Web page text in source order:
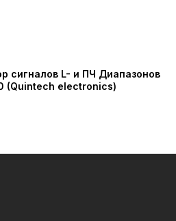
сигналов L- и ПЧ Диапазонов
(Quintech electronics)